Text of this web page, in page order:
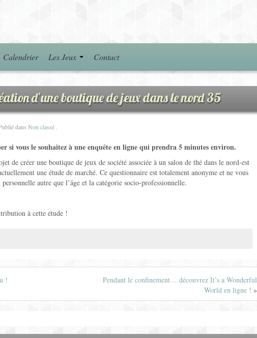
Calendrier Les Jeux Contact
d’une boutique de jeux dans le nord 35
dans Non classé
si vous le souhaitez à une enquête en ligne qui prendra 5 minutes environ.
de créer une boutique de jeux de société associée à un salon de thé dans le nord-est
une étude de marché. Ce questionnaire est totalement anonyme et ne vous
autre que l’âge et la catégorie socio-professionnelle.
à cette étude !
!
Pendant le confinement… découvrez It’s a Wonderful
World en ligne ! »